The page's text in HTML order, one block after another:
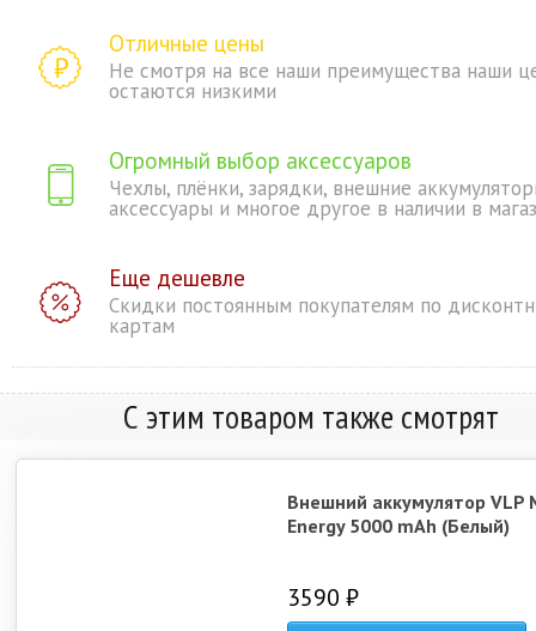
Отличные цены
Не смотря на все наши преимущества наши
остаются низкими
Огромный выбор аксессуаров
Чехлы, плёнки, зарядки, внешние
аксессуары и многое другое в наличии в
Еще дешевле
Скидки постоянным покупателям по
картам
С этим товаром также смотрят
Внешний аккумулятор VLP
Energy 5000 mAh (Белый)
3590 ₽